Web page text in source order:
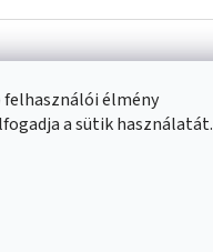
élmény
a sütik használatát.